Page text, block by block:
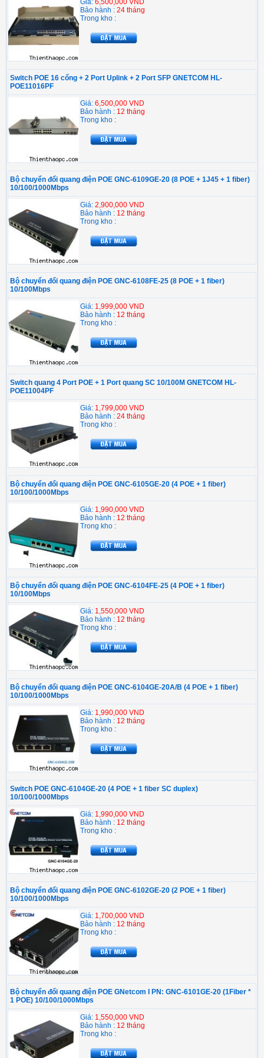
Giá: 6,500,000 VND
Bảo hành : 24 tháng
Trong kho :
Switch POE 16 cổng + 2 Port Uplink + 2 Port SFP GNETCOM HL-
POE11016PF
Giá: 6,500,000 VND
Bảo hành : 12 tháng
Trong kho :
Bộ chuyển đổi quang điện POE GNC-6109GE-20 (8 POE + 1J45 + 1 fiber)
10/100/1000Mbps
Giá: 2,900,000 VND
Bảo hành : 12 tháng
Trong kho :
Bộ chuyển đổi quang điện POE GNC-6108FE-25 (8 POE + 1 fiber)
10/100Mbps
Giá: 1,999,000 VND
Bảo hành : 12 tháng
Trong kho :
Switch quang 4 Port POE + 1 Port quang SC 10/100M GNETCOM HL-
POE11004PF
Giá: 1,799,000 VND
Bảo hành : 24 tháng
Trong kho :
Bộ chuyển đổi quang điện POE GNC-6105GE-20 (4 POE + 1 fiber)
10/100/1000Mbps
Giá: 1,990,000 VND
Bảo hành : 12 tháng
Trong kho :
Bộ chuyển đổi quang điện POE GNC-6104FE-25 (4 POE + 1 fiber)
10/100Mbps
Giá: 1,550,000 VND
Bảo hành : 12 tháng
Trong kho :
Bộ chuyển đổi quang điện POE GNC-6104GE-20A/B (4 POE + 1 fiber)
10/100/1000Mbps
Giá: 1,990,000 VND
Bảo hành : 12 tháng
Trong kho :
Switch POE GNC-6104GE-20 (4 POE + 1 fiber SC duplex)
10/100/1000Mbps
Giá: 1,990,000 VND
Bảo hành : 12 tháng
Trong kho :
Bộ chuyển đổi quang điện POE GNC-6102GE-20 (2 POE + 1 fiber)
10/100/1000Mbps
Giá: 1,700,000 VND
Bảo hành : 12 tháng
Trong kho :
Bộ chuyển đổi quang điện POE GNetcom I PN: GNC-6101GE-20 (1Fiber *
1 POE) 10/100/1000Mbps
Giá: 1,550,000 VND
Bảo hành : 12 tháng
Trong kho :